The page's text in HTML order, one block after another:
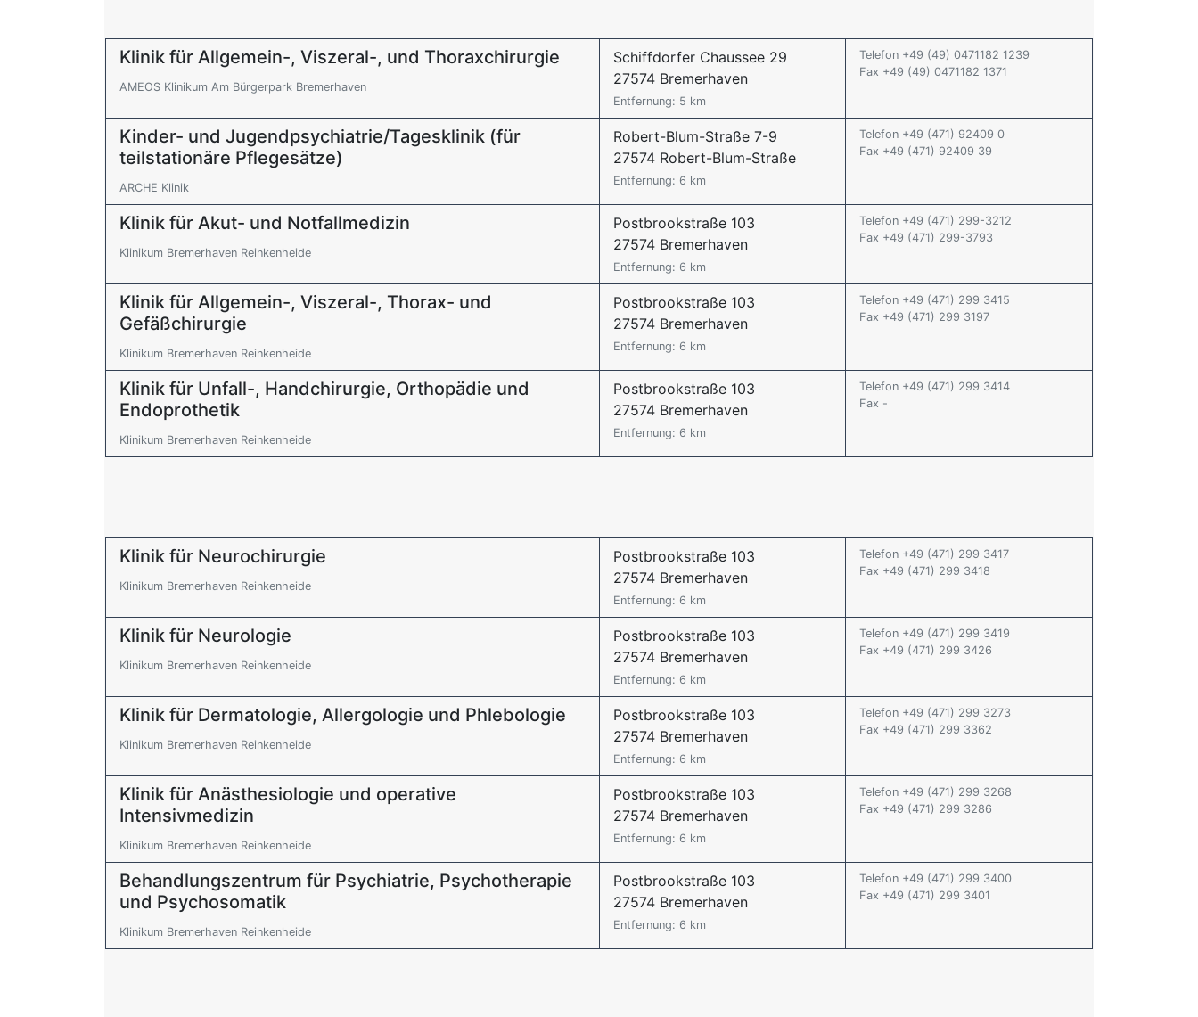
Klinik für Allgemein-, Viszeral-, und Thoraxchirurgie
AMEOS Klinikum Am Bürgerpark Bremerhaven
Schiffdorfer Chaussee 29
27574 Bremerhaven
Entfernung: 5 km
Telefon +49 (49) 0471182 1239
Fax +49 (49) 0471182 1371
Kinder- und Jugendpsychiatrie/Tagesklinik (für
teilstationäre Pflegesätze)
ARCHE Klinik
Robert-Blum-Straße 7-9
27574 Robert-Blum-Straße
Entfernung: 6 km
Telefon +49 (471) 92409 0
Fax +49 (471) 92409 39
Klinik für Akut- und Notfallmedizin
Klinikum Bremerhaven Reinkenheide
Postbrookstraße 103
27574 Bremerhaven
Entfernung: 6 km
Telefon +49 (471) 299-3212
Fax +49 (471) 299-3793
Klinik für Allgemein-, Viszeral-, Thorax- und
Gefäßchirurgie
Klinikum Bremerhaven Reinkenheide
Postbrookstraße 103
27574 Bremerhaven
Entfernung: 6 km
Telefon +49 (471) 299 3415
Fax +49 (471) 299 3197
Klinik für Unfall-, Handchirurgie, Orthopädie und
Endoprothetik
Klinikum Bremerhaven Reinkenheide
Postbrookstraße 103
27574 Bremerhaven
Entfernung: 6 km
Telefon +49 (471) 299 3414
Fax -
Klinik für Neurochirurgie
Klinikum Bremerhaven Reinkenheide
Postbrookstraße 103
27574 Bremerhaven
Entfernung: 6 km
Telefon +49 (471) 299 3417
Fax +49 (471) 299 3418
Klinik für Neurologie
Klinikum Bremerhaven Reinkenheide
Postbrookstraße 103
27574 Bremerhaven
Entfernung: 6 km
Telefon +49 (471) 299 3419
Fax +49 (471) 299 3426
Klinik für Dermatologie, Allergologie und Phlebologie
Klinikum Bremerhaven Reinkenheide
Postbrookstraße 103
27574 Bremerhaven
Entfernung: 6 km
Telefon +49 (471) 299 3273
Fax +49 (471) 299 3362
Klinik für Anästhesiologie und operative
Intensivmedizin
Klinikum Bremerhaven Reinkenheide
Postbrookstraße 103
27574 Bremerhaven
Entfernung: 6 km
Telefon +49 (471) 299 3268
Fax +49 (471) 299 3286
Behandlungszentrum für Psychiatrie, Psychotherapie
und Psychosomatik
Klinikum Bremerhaven Reinkenheide
Postbrookstraße 103
27574 Bremerhaven
Entfernung: 6 km
Telefon +49 (471) 299 3400
Fax +49 (471) 299 3401